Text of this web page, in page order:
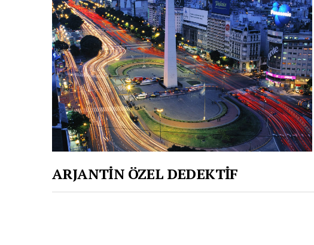
ARJANTİN ÖZEL DEDEKTİF